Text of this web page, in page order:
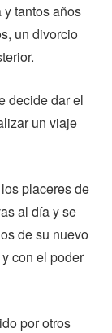
tantos años
un divorcio
decide dar el
un viaje
placeres de
al día y se
de su nuevo
con el poder
por otros